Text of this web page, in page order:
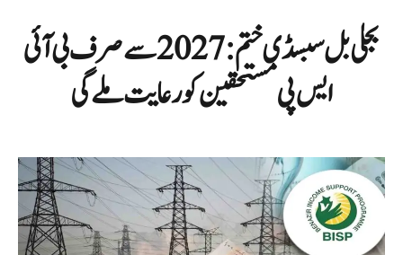
بجلی بل سبسڈی ختم: 2027 سے صرف بی آئی
ایس پی مستحقین کو رعایت ملے گی